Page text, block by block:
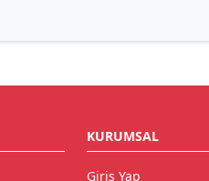
KURUMSAL
Giriş Yap